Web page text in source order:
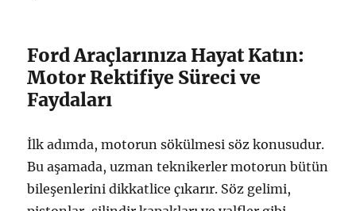
Ford Araçlarınıza Hayat Katın:
Motor Rektifiye Süreci ve
Faydaları
İlk adımda, motorun sökülmesi söz konusudur.
Bu aşamada, uzman teknikerler motorun bütün
bileşenlerini dikkatlice çıkarır. Söz gelimi,